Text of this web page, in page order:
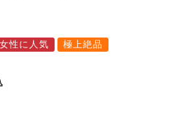
女性に人気
極上絶品